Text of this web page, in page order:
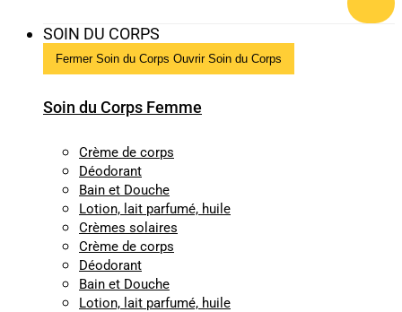
SOIN DU CORPS
Fermer Soin du Corps Ouvrir Soin du Corps
Soin du Corps Femme
Crème de corps
Déodorant
Bain et Douche
Lotion, lait parfumé, huile
Crèmes solaires
Crème de corps
Déodorant
Bain et Douche
Lotion, lait parfumé, huile